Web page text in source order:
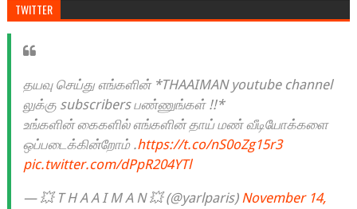
TWITTER
தயவு செய்து எங்களின் *THAAIMAN youtube channel
லுக்கு subscribers பண்ணுங்கள் !!*
உங்களின் கைகளில் எங்களின் தாய் மண் வீடியோக்களை
ஒப்படைக்கின்றோம் .https://t.co/nS0oZg15r3
pic.twitter.com/dPpR204YTl
— 💥 T H A A I M A N 💥 (@yarlparis) November 14,